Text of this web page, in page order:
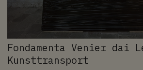
Fondamenta Venier dai
Kunsttransport